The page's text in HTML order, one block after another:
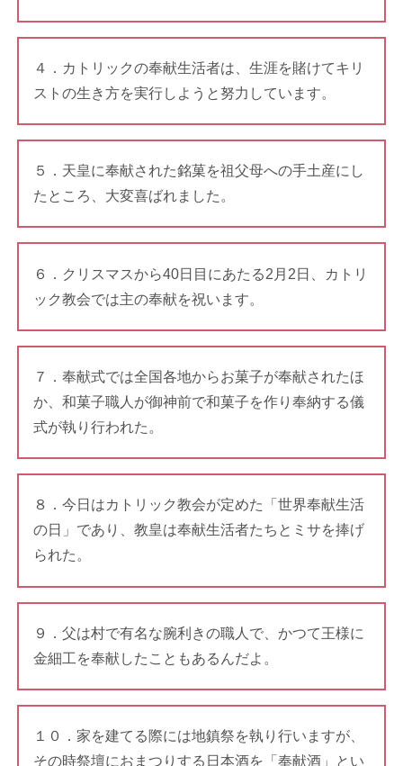
４．カトリックの奉献生活者は、生涯を賭けてキリ
ストの生き方を実行しようと努力しています。
５．天皇に奉献された銘菓を祖父母への手土産にし
たところ、大変喜ばれました。
６．クリスマスから40日目にあたる2月2日、カトリ
ック教会では主の奉献を祝います。
７．奉献式では全国各地からお菓子が奉献されたほ
か、和菓子職人が御神前で和菓子を作り奉納する儀
式が執り行われた。
８．今日はカトリック教会が定めた「世界奉献生活
の日」であり、教皇は奉献生活者たちとミサを捧げ
られた。
９．父は村で有名な腕利きの職人で、かつて王様に
金細工を奉献したこともあるんだよ。
１０．家を建てる際には地鎮祭を執り行いますが、
その時祭壇におまつりする日本酒を「奉献酒」とい